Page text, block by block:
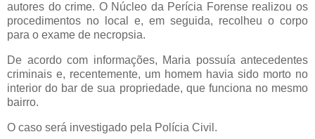
autores do crime. O Núcleo da Perícia Forense realizou os
procedimentos no local e, em seguida, recolheu o corpo
para o exame de necropsia.
De acordo com informações, Maria possuía antecedentes
criminais e, recentemente, um homem havia sido morto no
interior do bar de sua propriedade, que funciona no mesmo
bairro.
O caso será investigado pela Polícia Civil.